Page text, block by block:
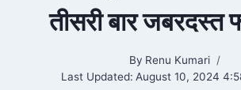
तीसरी बार जबरदस्त
By Renu Kumari
Last Updated: August 10, 2024